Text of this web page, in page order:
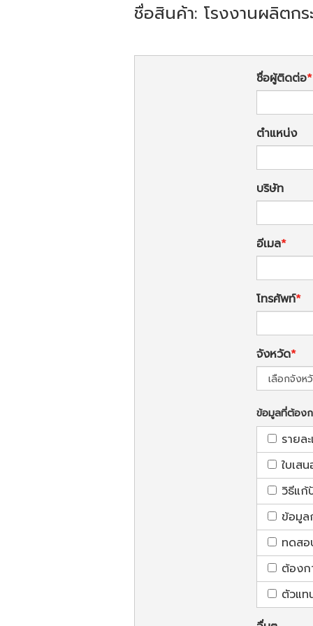
ชื่อสินค้า: โรงงานผลิตก
ชื่อผู้ติดต่อ
ตำแหน่ง
บริษัท
อีเมล
โทรศัพท์
จังหวัด
ข้อมูลที่ต้องก
รายล
ใบเส
วิธีแก้
ข้อมูล
ทดสอ
ต้องก
ตัวแท